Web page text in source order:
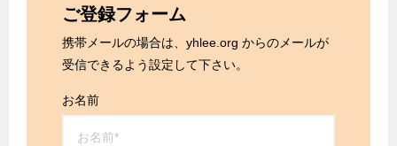
ご登録フォーム
携帯メールの場合は、yhlee.org からのメールが
受信できるよう設定して下さい。
お名前